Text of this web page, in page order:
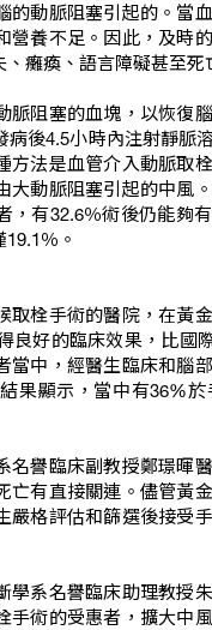
的動脈阻塞引起的。當
營養不足。因此，及時
癱瘓、語言障礙甚至死
脈阻塞的血塊，以恢復
病後4.5小時內注射靜脈
方法是血管介入動脈取
大動脈阻塞引起的中風
，有32.6％術後仍能夠
％。
取栓手術的醫院，在黃
良好的臨床效果，比國
當中，經醫生臨床和腦
果顯示，當中有36%
名譽臨床副教授鄭璟暉
亡有直接關連。儘管黃
嚴格評估和篩選後接受
學系名譽臨床助理教授
手術的受惠者，擴大中